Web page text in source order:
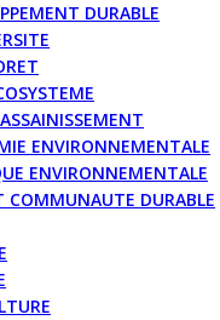
DURABLE
ENVIRONNEMENTALE
ENVIRONNEMENTALE
COMMUNAUTE DURABLE